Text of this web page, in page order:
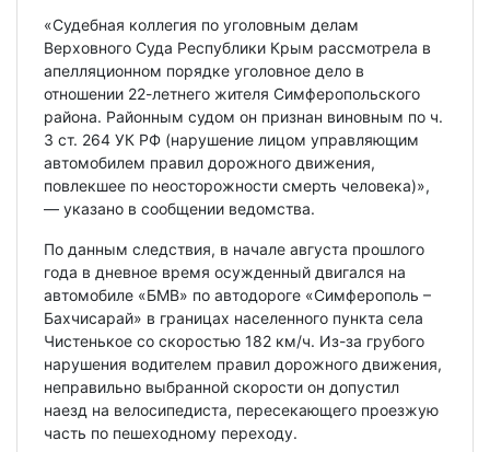
«Судебная коллегия по уголовным делам
Верховного Суда Республики Крым рассмотрела в
апелляционном порядке уголовное дело в
отношении 22-летнего жителя Симферопольского
района. Районным судом он признан виновным по ч.
3 ст. 264 УК РФ (нарушение лицом управляющим
автомобилем правил дорожного движения,
повлекшее по неосторожности смерть человека)»,
— указано в сообщении ведомства.
По данным следствия, в начале августа прошлого
года в дневное время осужденный двигался на
автомобиле «БМВ» по автодороге «Симферополь –
Бахчисарай» в границах населенного пункта села
Чистенькое со скоростью 182 км/ч. Из-за грубого
нарушения водителем правил дорожного движения,
неправильно выбранной скорости он допустил
наезд на велосипедиста, пересекающего проезжую
часть по пешеходному переходу.